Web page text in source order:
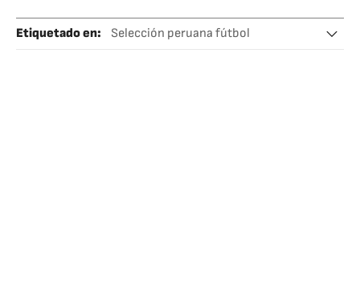
Etiquetado en:
Selección peruana fútbol